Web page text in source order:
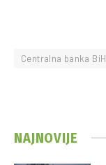
Centralna banka BiH
NAJNOVIJE